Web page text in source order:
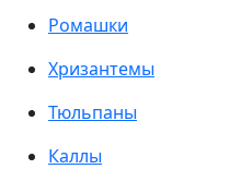
Ромашки
Хризантемы
Тюльпаны
Каллы